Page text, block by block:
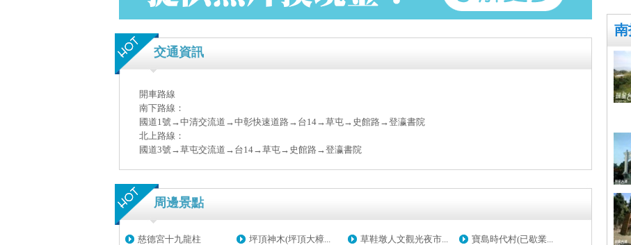
南
交通資訊
開車路線
南下路線：
國道1號→中清交流道→中彰快速道路→台14→草屯→史館路→登瀛書院
北上路線：
國道3號→草屯交流道→台14→草屯→史館路→登瀛書院
周邊景點
慈德宮十九龍柱 坪頂神木(坪頂大樟... 草鞋墩人文觀光夜市...
寶島時代村(已歇業...